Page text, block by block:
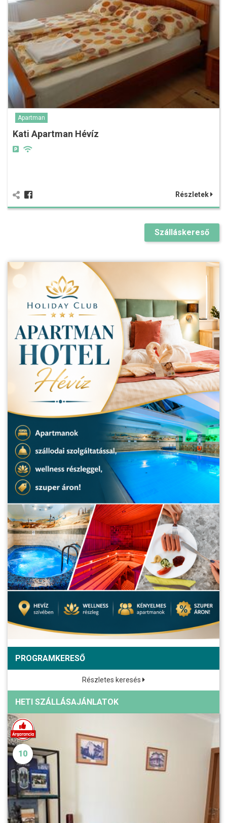
Apartman
Kati Apartman Hévíz
Részletek
Szálláskereső
PROGRAMKERESŐ
Részletes keresés
HETI SZÁLLÁSAJÁNLATOK
10